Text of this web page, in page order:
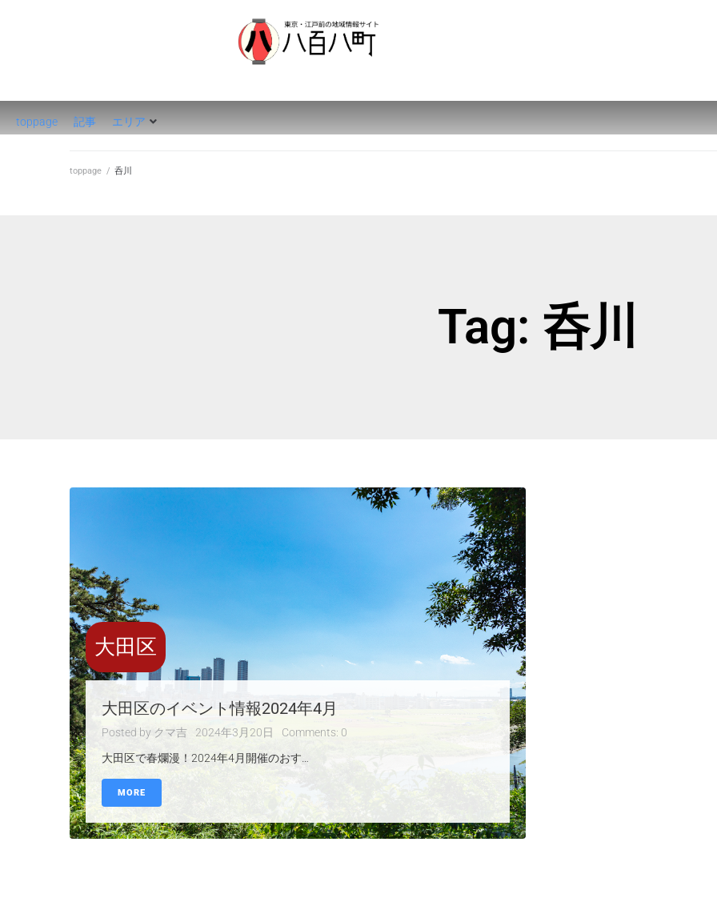
toppage 記事 エリア
toppage / 呑川
Tag: 呑川
大田区
大田区のイベント情報2024年4月
Posted by クマ吉 2024年3月20日 Comments: 0
大田区で春爛漫！2024年4月開催のおす…
MORE